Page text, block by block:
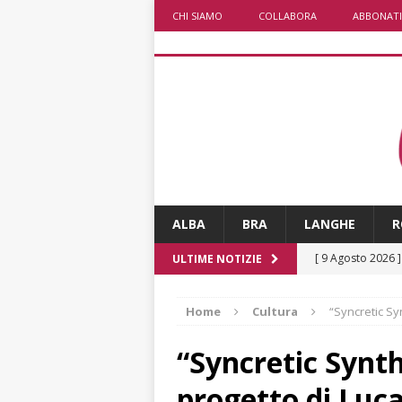
CHI SIAMO COLLABORA ABBONATI
ALBA BRA LANGHE
ULTIME NOTIZIE [ 9 Agosto 2026 ]
rotonda al Gallo
[ 8 Agosto 2026 ]
fiducia dei clienti
Home Cultura “Syncretic
“Syncretic